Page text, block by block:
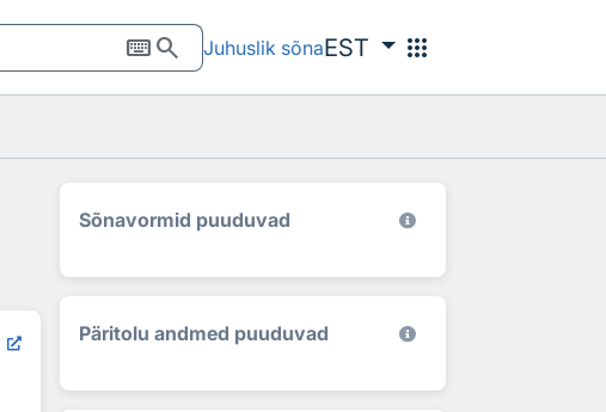
keyboardsearch Juhuslik sõnaEST apps
Sõnavormid puuduvad
Päritolu andmed puuduvad